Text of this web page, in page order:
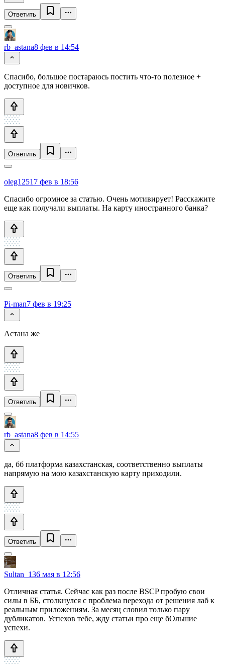
Ответить
rb_astana8 фев в 14:54
Спасибо, большое постараюсь постить что-то полезное +
доступное для новичков.
Ответить
oleg1251 7 фев в 18:56
Спасибо огромное за статью. Очень мотивирует! Расскажите
еще как получали выплаты. На карту иностранного банка?
Ответить
Pi-man7 фев в 19:25
Астана же
Ответить
rb_astana8 фев в 14:55
да, бб платформа казахстанская, соответственно выплаты
напрямую на мою казахстанскую карту приходили.
Ответить
Sultan_136 мая в 12:56
Отличная статья. Сейчас как раз после BSCP пробую свои
силы в ББ, столкнулся с проблема перехода от решения лаб к
реальным приложениям. За месяц словил только пару
дубликатов. Успехов тебе, жду статьи про еще бОльшие
успехи.